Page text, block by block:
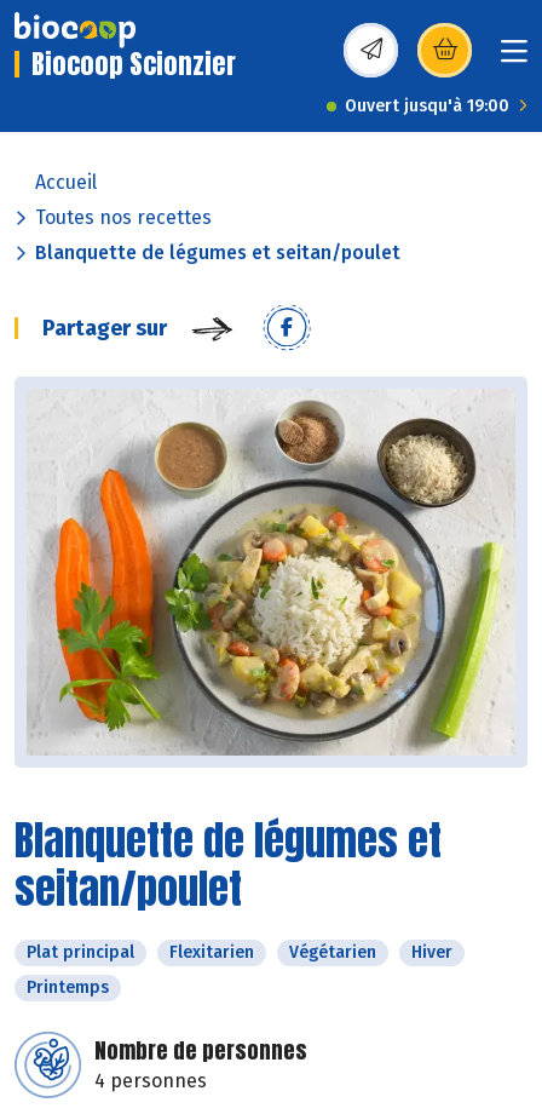
Biocoop Scionzier (s’ouvre dans une
Ouvert jusqu'à 19:00
Accueil
Toutes nos recettes
Blanquette de légumes et seitan/poulet
Partager sur
Blanquette de légumes et
seitan/poulet
Plat principal Flexitarien Végétarien
Hiver
Printemps
Nombre de personnes
4 personnes